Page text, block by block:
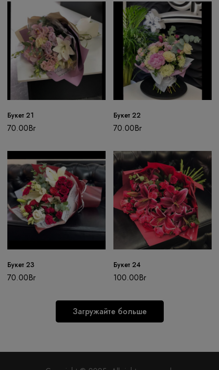
Букет 21
70.00Br
Букет 22
70.00Br
Букет 23
70.00Br
Букет 24
100.00Br
Загружайте больше